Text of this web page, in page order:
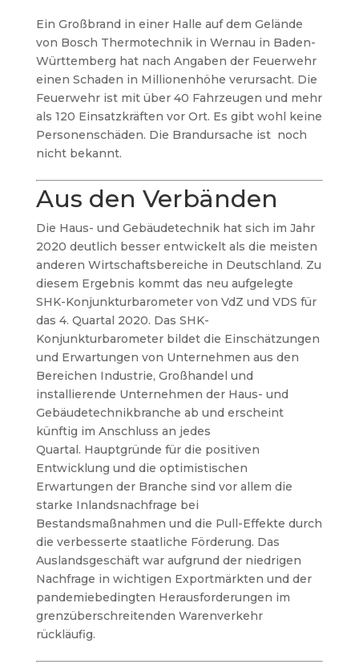
Ein Großbrand in einer Halle auf dem Gelände
von Bosch Thermotechnik in Wernau in Baden-
Württemberg hat nach Angaben der Feuerwehr
einen Schaden in Millionenhöhe verursacht. Die
Feuerwehr ist mit über 40 Fahrzeugen und mehr
als 120 Einsatzkräften vor Ort. Es gibt wohl keine
Personenschäden. Die Brandursache ist noch
nicht bekannt.
Aus den Verbänden
Die Haus- und Gebäudetechnik hat sich im Jahr
2020 deutlich besser entwickelt als die meisten
anderen Wirtschaftsbereiche in Deutschland. Zu
diesem Ergebnis kommt das neu aufgelegte
SHK-Konjunkturbarometer von VdZ und VDS für
das 4. Quartal 2020. Das SHK-
Konjunkturbarometer bildet die Einschätzungen
und Erwartungen von Unternehmen aus den
Bereichen Industrie, Großhandel und
installierende Unternehmen der Haus- und
Gebäudetechnikbranche ab und erscheint
künftig im Anschluss an jedes
Quartal. Hauptgründe für die positiven
Entwicklung und die optimistischen
Erwartungen der Branche sind vor allem die
starke Inlandsnachfrage bei
Bestandsmaßnahmen und die Pull-Effekte durch
die verbesserte staatliche Förderung. Das
Auslandsgeschäft war aufgrund der niedrigen
Nachfrage in wichtigen Exportmärkten und der
pandemiebedingten Herausforderungen im
grenzüberschreitenden Warenverkehr
rückläufig.